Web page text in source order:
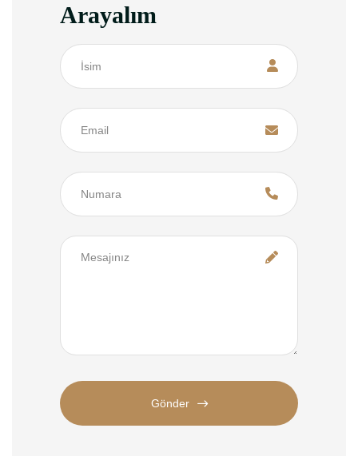
Arayalım
Gönder